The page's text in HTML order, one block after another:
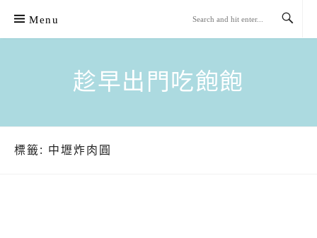
content
Menu
趁早出門吃飽飽
標籤: 中壢炸肉圓